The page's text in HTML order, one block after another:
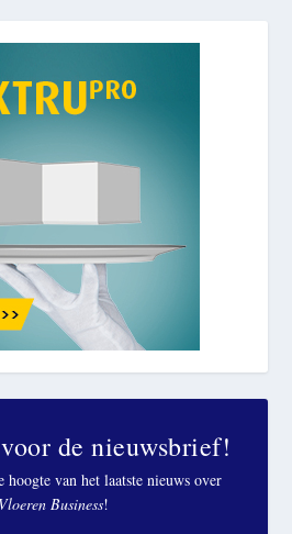
de nieuwsbrief!
van het laatste nieuws over
Vloeren Business!